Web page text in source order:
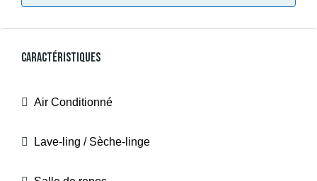
Caractéristiques
Air Conditionné
Lave-ling / Sèche-linge